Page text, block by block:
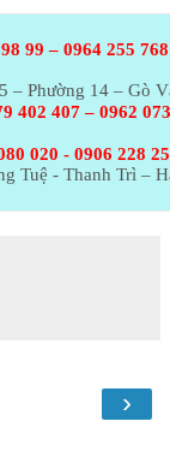
99 – 0964 255
– Phường 14 – Gò
402 407 – 0962 073
020 - 0906 228
Tuệ - Thanh Trì –
›